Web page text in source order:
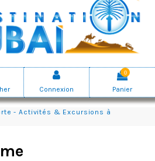
Connexion
0
Panier
- Activités & Excursions à